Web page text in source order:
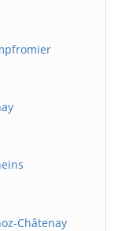
Châtenay